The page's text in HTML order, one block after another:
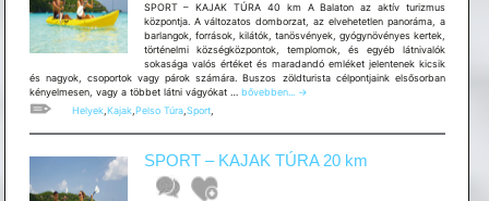
SPORT – KAJAK TÚRA 40 km A Balaton az aktív turizmus
központja. A változatos domborzat, az elvehetetlen panoráma, a
barlangok, források, kilátók, tanösvények, gyógynövényes kertek,
történelmi községközpontok, templomok, és egyéb látnivalók
sokasága valós értéket és maradandó emléket jelentenek kicsik
és nagyok, csoportok vagy párok számára. Buszos zöldturista célpontjaink elsősorban
kényelmesen, vagy a többet látni vágyókat … SPORT
TÚRA
km
bővebben... →
Helyek, Kajak, Pelso Túra, Sport,
SPORT – KAJAK TÚRA 20 km